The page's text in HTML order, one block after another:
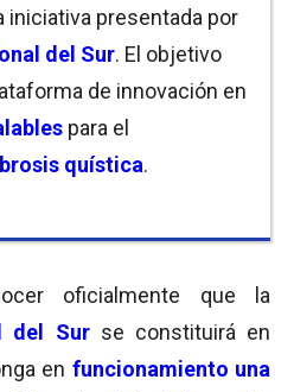
iniciativa presentada por
del Sur. El objetivo
de innovación en
para el
quística.
oficialmente que la
del Sur se constituirá en
en funcionamiento una